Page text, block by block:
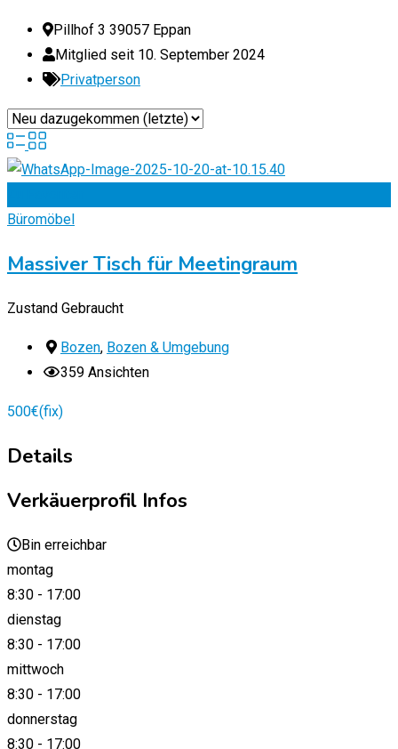
Pillhof 3 39057 Eppan
Mitglied seit 10. September 2024
Privatperson
Büromöbel
Massiver Tisch für Meetingraum
Zustand Gebraucht
Bozen, Bozen & Umgebung
359 Ansichten
500€(fix)
Details
Verkäuerprofil Infos
Bin erreichbar
montag
8:30 - 17:00
dienstag
8:30 - 17:00
mittwoch
8:30 - 17:00
donnerstag
8:30 - 17:00